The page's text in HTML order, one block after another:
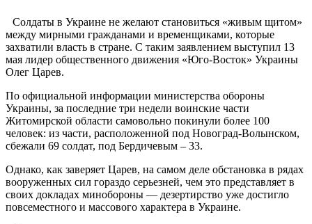
Солдаты в Украине не желают становиться «живым щитом»
между мирными гражданами и временщиками, которые
захватили власть в стране. С таким заявлением выступил 13
мая лидер общественного движения «Юго-Восток» Украины
Олег Царев.
По официальной информации министерства обороны
Украины, за последние три недели воинские части
Житомирской области самовольно покинули более 100
человек: из части, расположенной под Новоград-Волынском,
сбежали 69 солдат, под Бердичевым – 33.
Однако, как заверяет Царев, на самом деле обстановка в рядах
вооруженных сил гораздо серьезней, чем это представляет в
своих докладах минобороны — дезертирство уже достигло
повсеместного и массового характера в Украине.